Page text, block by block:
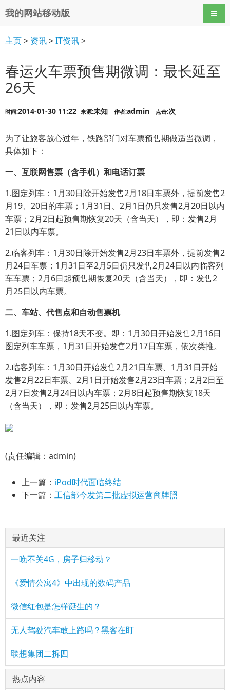
我的网站移动版 导航
主页> 资讯>IT资讯>
春运火车票预售期微调：最长延至
26天
时间:2014-01-30 11:22 来源:未知 作者:admin 点击:次
为了让旅客放心过年，铁路部门对车票预售期做适当微调，
具体如下：
一、互联网售票（含手机）和电话订票
1.图定列车：1月30日除开始发售2月18日车票外，提前发售2
月19、20日的车票；1月31日、2月1日仍只发售2月20日以内
车票；2月2日起预售期恢复20天（含当天），即：发售2月
21日以内车票。
2.临客列车：1月30日除开始发售2月23日车票外，提前发售2
月24日车票；1月31日至2月5日仍只发售2月24日以内临客列
车车票；2月6日起预售期恢复20天（含当天），即：发售2
月25日以内车票。
二、车站、代售点和自动售票机
1.图定列车：保持18天不变。即：1月30日开始发售2月16日
图定列车车票，1月31日开始发售2月17日车票，依次类推。
2.临客列车：1月30日开始发售2月21日车票、1月31日开始
发售2月22日车票、2月1日开始发售2月23日车票；2月2日至
2月7日发售2月24日以内车票；2月8日起预售期恢复18天
（含当天），即：发售2月25日以内车票。
(责任编辑：admin)
上一篇： iPod时代面临终结
下一篇： 工信部今发第二批虚拟运营商牌照
最近关注
一晚不关4G，房子归移动？
《爱情公寓4》中出现的数码产品
微信红包是怎样诞生的？
无人驾驶汽车敢上路吗？黑客在盯
联想集团二拆四
热点内容